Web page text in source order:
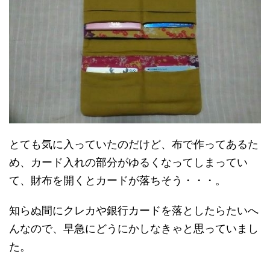
とても気に入っていたのだけど、布で作ってあるた
め、カード入れの部分がゆるくなってしまってい
て、財布を開くとカードが落ちそう・・・。
知らぬ間にクレカや銀行カードを落としたらたいへ
んなので、早急にどうにかしなきゃと思っていまし
た。